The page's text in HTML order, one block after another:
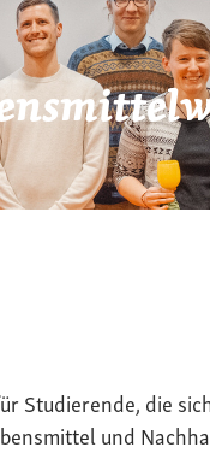
Studierende, die
und